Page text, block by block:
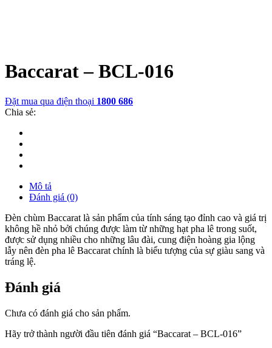
Baccarat – BCL-016
Đặt mua qua điện thoại 1800 686
Chia sẻ:
Mô tả
Đánh giá (0)
Đèn chùm Baccarat là sản phẩm của tính sáng tạo đỉnh cao và giá trị
không hề nhỏ bởi chúng được làm từ những hạt pha lê trong suốt,
được sử dụng nhiều cho những lâu đài, cung điện hoàng gia lộng
lẫy nên đèn pha lê Baccarat chính là biểu tượng của sự giàu sang và
tráng lệ.
Đánh giá
Chưa có đánh giá cho sản phẩm.
Hãy trở thành người đầu tiên đánh giá “Baccarat – BCL-016”